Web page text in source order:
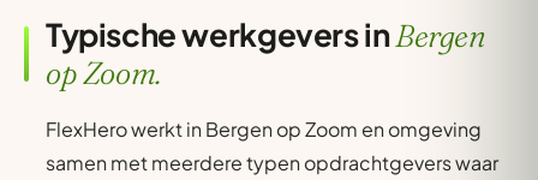
Typische werkgevers inBergen
op Zoom.
FlexHero werkt in Bergen op Zoom en omgeving
samen met meerdere typen opdrachtgevers waar